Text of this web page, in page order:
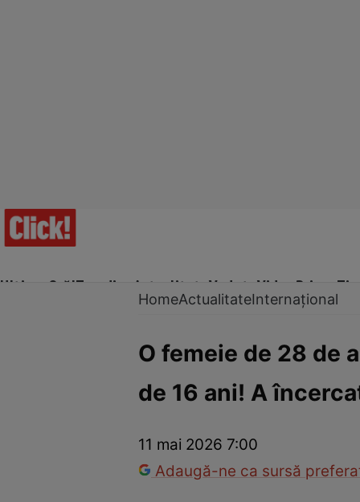
Ultima Oră!Trending Actualitate Vedete Video Prime
InternaționalFapt divers
HomeActualitateInternațional
O femeie de 28 de
de 16 ani! A
11 mai 2026 7:00
Adaugă-ne ca sursă